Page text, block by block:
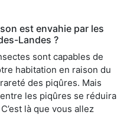
est envahie par les
Landes ?
sont capables de
habitation en raison du
des piqûres. Mais
les piqûres se réduira
là que vous allez